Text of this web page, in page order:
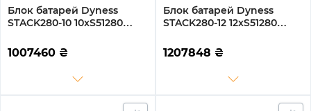
Блок батарей Dyness
STACK280-10 10xS51280
LiFePO4 SBDU280
(STACK280-10-143kWh)
1007460 ₴
Блок батарей Dyness
STACK280-12 12xS51280
LiFePO4 SBDU280
(STACK280-12-172kWh)
1207848 ₴